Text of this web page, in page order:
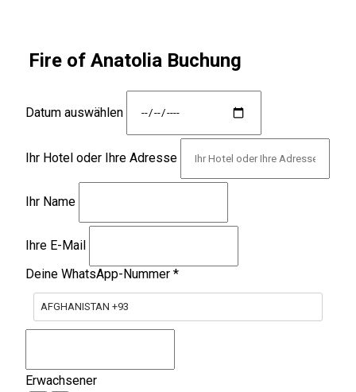
Fire of Anatolia Buchung
Datum auswählen
Ihr Hotel oder Ihre Adresse
Ihr Name
Ihre E-Mail
Deine WhatsApp-Nummer *
AFGHANISTAN +93
Erwachsener